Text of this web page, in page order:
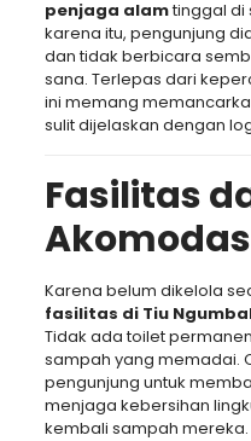
penjaga alamtinggal di
karena itu, pengunjung
dan tidak berbicara
sana. Terlepas dari
ini memang
sulit dijelaskan dengan
Fasilitas
Karena belum dikelola
fasilitas di Tiu
Tidak ada toilet
sampah yang memadai.
pengunjung untuk
menjaga kebersihan
kembali sampah mereka.